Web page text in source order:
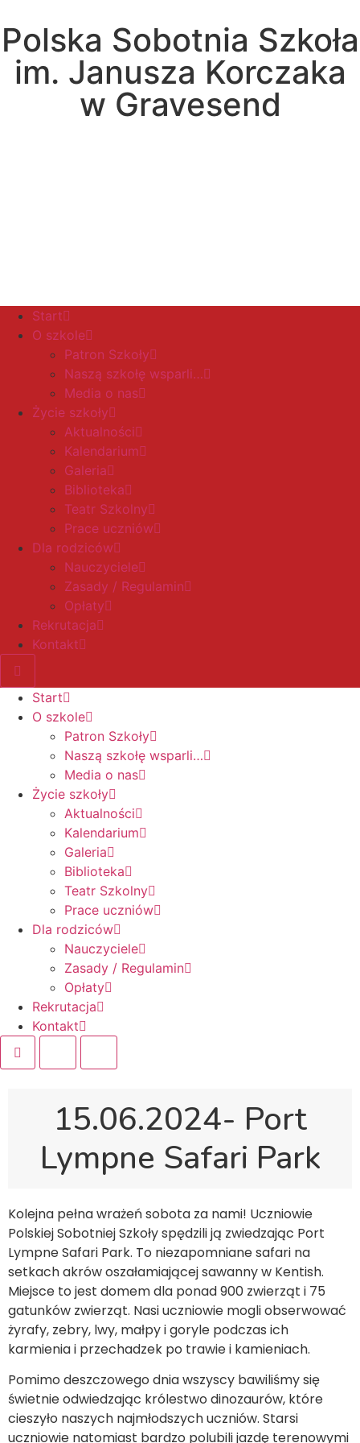
Polska Sobotnia Szkoła
im. Janusza Korczaka
w Gravesend
Start
O szkole
Patron Szkoły
Naszą szkołę wsparli…
Media o nas
Życie szkoły
Aktualności
Kalendarium
Galeria
Biblioteka
Teatr Szkolny
Prace uczniów
Dla rodziców
Nauczyciele
Zasady / Regulamin
Opłaty
Rekrutacja
Kontakt
Start
O szkole
Patron Szkoły
Naszą szkołę wsparli…
Media o nas
Życie szkoły
Aktualności
Kalendarium
Galeria
Biblioteka
Teatr Szkolny
Prace uczniów
Dla rodziców
Nauczyciele
Zasady / Regulamin
Opłaty
Rekrutacja
Kontakt
15.06.2024- Port
Lympne Safari Park
Kolejna pełna wrażeń sobota za nami! Uczniowie
Polskiej Sobotniej Szkoły spędzili ją zwiedzając Port
Lympne Safari Park. To niezapomniane safari na
setkach akrów oszałamiającej sawanny w Kentish.
Miejsce to jest domem dla ponad 900 zwierząt i 75
gatunków zwierząt. Nasi uczniowie mogli obserwować
żyrafy, zebry, lwy, małpy i goryle podczas ich
karmienia i przechadzek po trawie i kamieniach.
Pomimo deszczowego dnia wszyscy bawiliśmy się
świetnie odwiedzając królestwo dinozaurów, które
cieszyło naszych najmłodszych uczniów. Starsi
uczniowie natomiast bardzo polubili jazdę terenowymi